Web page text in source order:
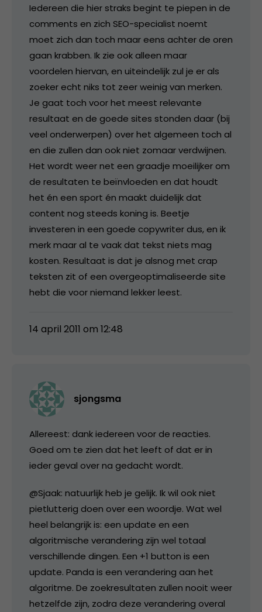
Iedereen die hier straks begint te piepen in de
comments en zich SEO-specialist noemt
moet zich dan toch maar eens achter de oren
gaan krabben. Ik zie ook alleen maar
voordelen hiervan, en uiteindelijk zul je er als
zoeker echt niks tot zeer weinig van merken.
Je gaat toch voor het meest relevante
resultaat en de goede sites stonden daar (bij
veel onderwerpen) over het algemeen toch al
en die zullen dan ook niet zomaar verdwijnen.
Het wordt weer net een graadje moeilijker om
de resultaten te beïnvloeden en dat houdt
het én een sport én maakt duidelijk dat
content nog steeds koning is. Beetje
investeren in een goede copywriter dus, en ik
merk maar al te vaak dat tekst niets mag
kosten. Resultaat is dat je alsnog met crap
teksten zit of een overgeoptimaliseerde site
hebt die voor niemand lekker leest.
14 april 2011 om 12:48
sjongsma
Allereest: dank iedereen voor de reacties.
Goed om te zien dat het leeft of dat er in
ieder geval over na gedacht wordt.
@Sjaak: natuurlijk heb je gelijk. Ik wil ook niet
pietlutterig doen over een woordje. Wat wel
heel belangrijk is: een update en een
algoritmische verandering zijn wel totaal
verschillende dingen. Een +1 button is een
update. Panda is een verandering aan het
algoritme. De zoekresultaten zullen nooit weer
hetzelfde zijn, zodra deze verandering overal